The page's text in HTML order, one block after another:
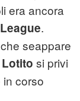
era ancora
.
seappare
Lotito si privi
corso